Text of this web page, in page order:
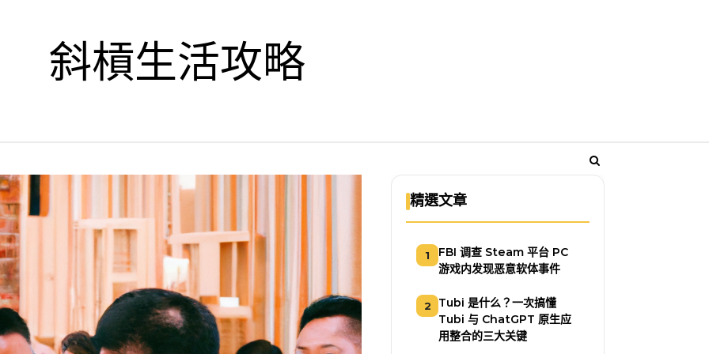
斜槓生活攻略
精選文章
1
FBI 调查 Steam 平台 PC
游戏内发现恶意软体事件
2
Tubi 是什么？一次搞懂
Tubi 与 ChatGPT 原生应
用整合的三大关键